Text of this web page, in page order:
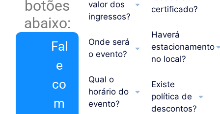
botões
abaixo:
Fal
e
co
m
valor dos
ingressos?
Onde será
o evento?
Qual o
horário do
evento?
certificado?
Haverá
estacionamento
no local?
Existe
política de
descontos?